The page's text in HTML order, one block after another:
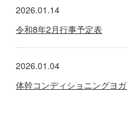
2026.01.14
令和8年2月行事予定表
2026.01.04
体幹コンディショニングヨ